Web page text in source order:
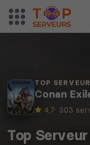
TOP
Conan
4,7· 303
Top